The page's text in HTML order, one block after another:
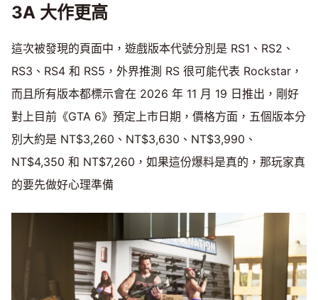
3A 大作更高
這次被發現的頁面中，遊戲版本代號分別是 RS1、RS2、
RS3、RS4 和 RS5，外界推測 RS 很可能代表 Rockstar，
而且所有版本都標示會在 2026 年 11 月 19 日推出，剛好
對上目前《GTA 6》預定上市日期，價格方面，五個版本分
別大約是 NT$3,260、NT$3,630、NT$3,990、
NT$4,350 和 NT$7,260，如果這份爆料是真的，那玩家真
的要先做好心理準備